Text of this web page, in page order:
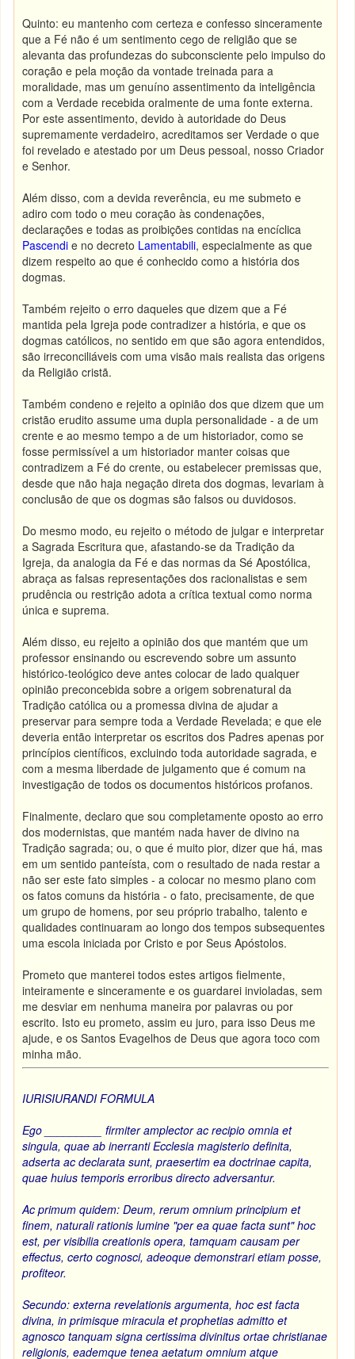
Quinto: eu mantenho com certeza e confesso sinceramente
que a Fé não é um sentimento cego de religião que se
alevanta das profundezas do subconsciente pelo impulso do
coração e pela moção da vontade treinada para a
moralidade, mas um genuíno assentimento da inteligência
com a Verdade recebida oralmente de uma fonte externa.
Por este assentimento, devido à autoridade do Deus
supremamente verdadeiro, acreditamos ser Verdade o que
foi revelado e atestado por um Deus pessoal, nosso Criador
e Senhor.
Além disso, com a devida reverência, eu me submeto e
adiro com todo o meu coração às condenações,
declarações e todas as proibições contidas na encíclica
Pascendi e no decreto Lamentabili, especialmente as que
dizem respeito ao que é conhecido como a história dos
dogmas.
Também rejeito o erro daqueles que dizem que a Fé
mantida pela Igreja pode contradizer a história, e que os
dogmas católicos, no sentido em que são agora entendidos,
são irreconciliáveis com uma visão mais realista das origens
da Religião cristã.
Também condeno e rejeito a opinião dos que dizem que um
cristão erudito assume uma dupla personalidade - a de um
crente e ao mesmo tempo a de um historiador, como se
fosse permissível a um historiador manter coisas que
contradizem a Fé do crente, ou estabelecer premissas que,
desde que não haja negação direta dos dogmas, levariam à
conclusão de que os dogmas são falsos ou duvidosos.
Do mesmo modo, eu rejeito o método de julgar e interpretar
a Sagrada Escritura que, afastando-se da Tradição da
Igreja, da analogia da Fé e das normas da Sé Apostólica,
abraça as falsas representações dos racionalistas e sem
prudência ou restrição adota a crítica textual como norma
única e suprema.
Além disso, eu rejeito a opinião dos que mantém que um
professor ensinando ou escrevendo sobre um assunto
histórico-teológico deve antes colocar de lado qualquer
opinião preconcebida sobre a origem sobrenatural da
Tradição católica ou a promessa divina de ajudar a
preservar para sempre toda a Verdade Revelada; e que ele
deveria então interpretar os escritos dos Padres apenas por
princípios científicos, excluindo toda autoridade sagrada, e
com a mesma liberdade de julgamento que é comum na
investigação de todos os documentos históricos profanos.
Finalmente, declaro que sou completamente oposto ao erro
dos modernistas, que mantém nada haver de divino na
Tradição sagrada; ou, o que é muito pior, dizer que há, mas
em um sentido panteísta, com o resultado de nada restar a
não ser este fato simples - a colocar no mesmo plano com
os fatos comuns da história - o fato, precisamente, de que
um grupo de homens, por seu próprio trabalho, talento e
qualidades continuaram ao longo dos tempos subsequentes
uma escola iniciada por Cristo e por Seus Apóstolos.
Prometo que manterei todos estes artigos fielmente,
inteiramente e sinceramente e os guardarei invioladas, sem
me desviar em nenhuma maneira por palavras ou por
escrito. Isto eu prometo, assim eu juro, para isso Deus me
ajude, e os Santos Evagelhos de Deus que agora toco com
minha mão.
IURISIURANDI FORMULA
Ego _________ firmiter amplector ac recipio omnia et
singula, quae ab inerranti Ecclesia magisterio definita,
adserta ac declarata sunt, praesertim ea doctrinae capita,
quae huius temporis erroribus directo adversantur.
Ac primum quidem: Deum, rerum omnium principium et
finem, naturali rationis lumine "per ea quae facta sunt" hoc
est, per visibilia creationis opera, tamquam causam per
effectus, certo cognosci, adeoque demonstrari etiam posse,
profiteor.
Secundo: externa revelationis argumenta, hoc est facta
divina, in primisque miracula et prophetias admitto et
agnosco tanquam signa certissima divinitus ortae christianae
religionis, eademque tenea aetatum omnium atque